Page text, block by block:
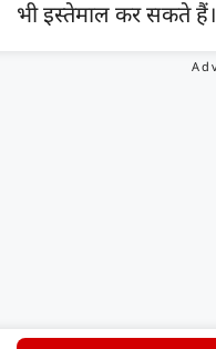
भी इस्तेमाल कर सकते हैं।